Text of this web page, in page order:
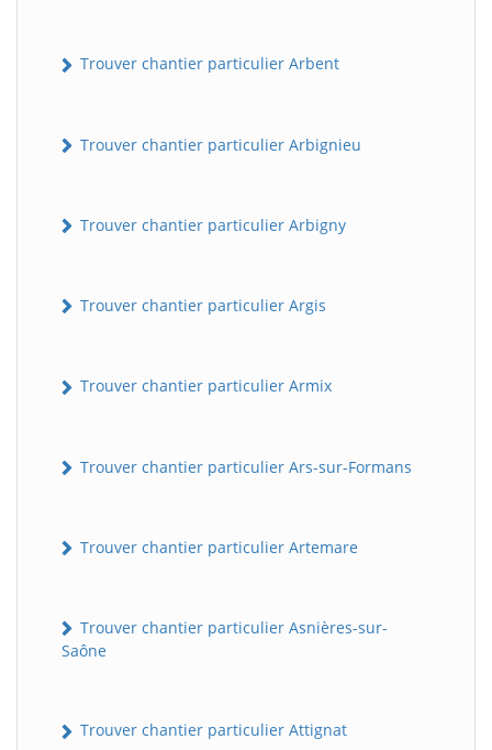
Trouver chantier particulier Arbent
Trouver chantier particulier Arbignieu
Trouver chantier particulier Arbigny
Trouver chantier particulier Argis
Trouver chantier particulier Armix
Trouver chantier particulier Ars-sur-Formans
Trouver chantier particulier Artemare
Trouver chantier particulier Asnières-sur-
Saône
Trouver chantier particulier Attignat